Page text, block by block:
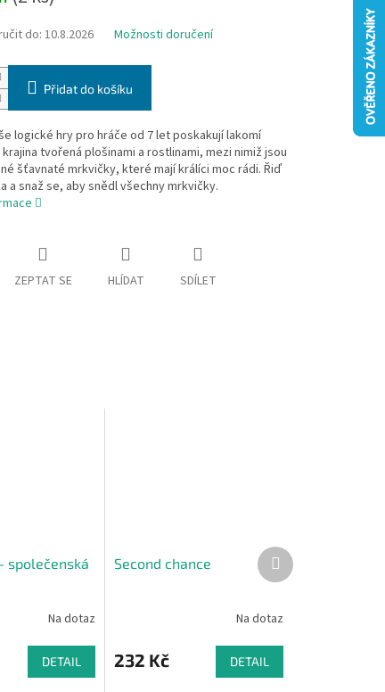
do: 10.8.2026 Možnosti doručení
Přidat do košíku
logické hry pro hráče od 7 let poskakují lakomí
tvořená plošinami a rostlinami, mezi nimiž jsou
šťavnaté mrkvičky, které mají králíci moc rádi. Řiď
a snaž se, aby snědl všechny mrkvičky.
ZEPTAT SE HLÍDAT SDÍLET
společenská
Na dotaz
DETAIL
Second chance
Na dotaz
232 Kč DETAIL
Další
produkt